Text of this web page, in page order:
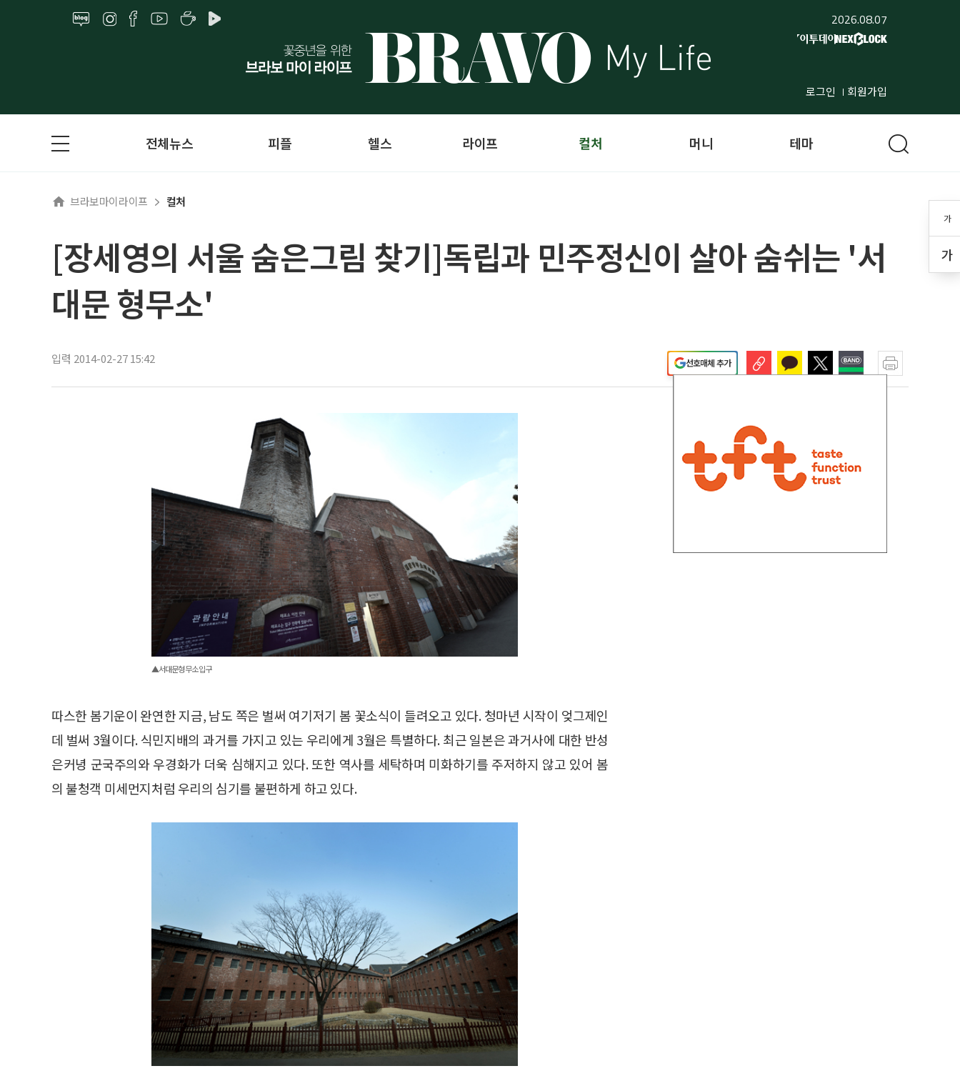
2026.08.07
로그인 회원가입
가
가
전체뉴스 피플 헬스 라이프 컬처 머니 테마
브라보마이라이프 컬처
[장세영의 서울 숨은그림 찾기]독립과 민주정신이 살아 숨쉬는 '서
대문 형무소'
입력 2014-02-27 15:42 선호매체 추가
▲서대문형무소 입구
따스한 봄기운이 완연한 지금, 남도 쪽은 벌써 여기저기 봄 꽃소식이 들려오고 있다. 청마년 시작이 엊그제인
데 벌써 3월이다. 식민지배의 과거를 가지고 있는 우리에게 3월은 특별하다. 최근 일본은 과거사에 대한 반성
은커녕 군국주의와 우경화가 더욱 심해지고 있다. 또한 역사를 세탁하며 미화하기를 주저하지 않고 있어 봄
의 불청객 미세먼지처럼 우리의 심기를 불편하게 하고 있다.